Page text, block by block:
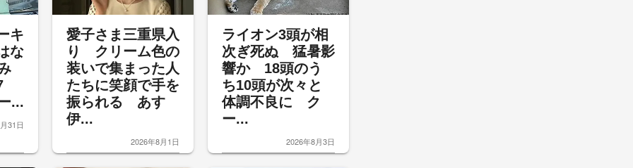
キ
な
...
31日
愛子さま三重県入
り クリーム色の
装いで集まった人
たちに笑顔で手を
振られる あす
伊...
2026年8月1日
ライオン3頭が相
次ぎ死ぬ 猛暑影
響か 18頭のう
ち10頭が次々と
体調不良に ク
ー...
2026年8月3日